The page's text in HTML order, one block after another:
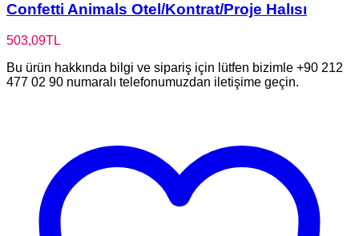
Confetti Animals Otel/Kontrat/Proje Halısı
503,09TL
Bu ürün hakkında bilgi ve sipariş için lütfen bizimle +90 212
477 02 90 numaralı telefonumuzdan iletişime geçin.